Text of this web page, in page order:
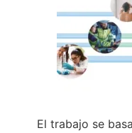
El trabajo se